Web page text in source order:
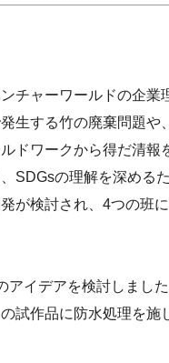
チャーワールドの企
生する竹の廃棄問題
ドワークから得だ清
SDGsの理解を深める
が検討され、4つの班
アイデアを検討しまし
試作品に防水処理を施